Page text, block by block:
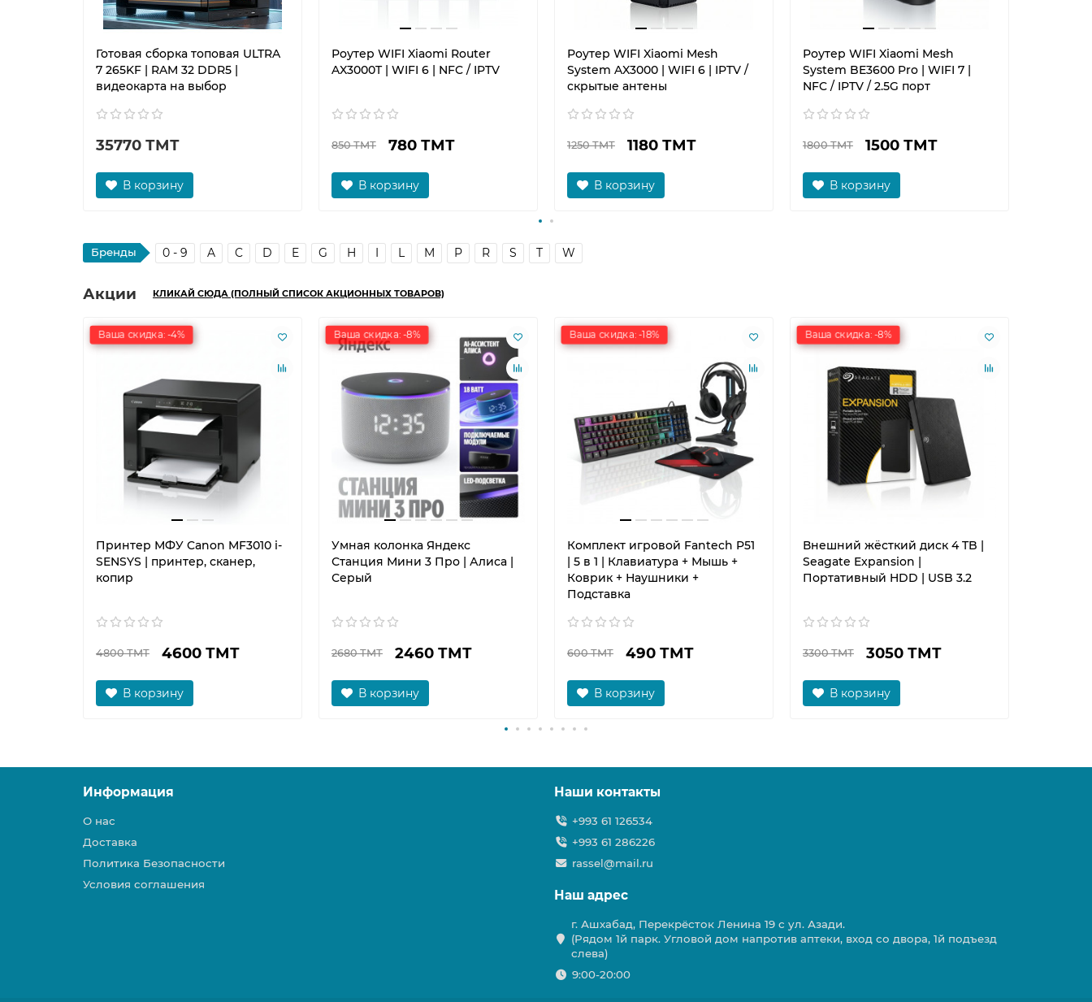
Готовая сборка топовая ULTRA
7 265KF | RAM 32 DDR5 |
видеокарта на выбор
35770 ТМТ
В корзину
Роутер WIFI Xiaomi Router
AX3000T | WIFI 6 | NFC / IPTV
850 ТМТ 780 ТМТ
В корзину
Роутер WIFI Xiaomi Mesh
System AX3000 | WIFI 6 | IPTV /
скрытые антены
1250 ТМТ 1180 ТМТ
В корзину
Роутер WIFI Xiaomi Mesh
System BE3600 Pro | WIFI 7 |
NFC / IPTV / 2.5G порт
1800 ТМТ 1500 ТМТ
В корзину
Бренды 0 - 9 A C D E G H I L M P R S T W
Акции КЛИКАЙ СЮДА (ПОЛНЫЙ СПИСОК АКЦИОННЫХ ТОВАРОВ)
Ваша скидка: -4%
Принтер МФУ Canon MF3010 i-
SENSYS | принтер, сканер,
копир
4800 ТМТ 4600 ТМТ
В корзину
Ваша скидка: -8%
Умная колонка Яндекс
Станция Мини 3 Про | Алиса |
Серый
2680 ТМТ 2460 ТМТ
В корзину
Ваша скидка: -18%
Комплект игровой Fantech P51
| 5 в 1 | Клавиатура + Мышь +
Коврик + Наушники +
Подставка
600 ТМТ 490 ТМТ
В корзину
Ваша скидка: -8%
Внешний жёсткий диск 4 TB |
Seagate Expansion |
Портативный HDD | USB 3.2
3300 ТМТ 3050 ТМТ
В корзину
Информация
О нас
Доставка
Политика Безопасности
Условия соглашения
Наши контакты
+993 61 126534
+993 61 286226
rassel@mail.ru
Наш адрес
г. Ашхабад, Перекрёсток Ленина 19 с ул. Азади.
(Рядом 1й парк. Угловой дом напротив аптеки, вход со двора, 1й подъезд
слева)
9:00-20:00